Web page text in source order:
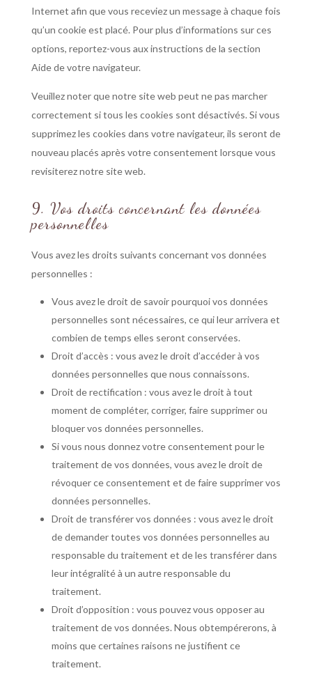
Internet afin que vous receviez un message à chaque fois
qu’un cookie est placé. Pour plus d’informations sur ces
options, reportez-vous aux instructions de la section
Aide de votre navigateur.
Veuillez noter que notre site web peut ne pas marcher
correctement si tous les cookies sont désactivés. Si vous
supprimez les cookies dans votre navigateur, ils seront de
nouveau placés après votre consentement lorsque vous
revisiterez notre site web.
9. Vos droits concernant les données
personnelles
Vous avez les droits suivants concernant vos données
personnelles :
Vous avez le droit de savoir pourquoi vos données
personnelles sont nécessaires, ce qui leur arrivera et
combien de temps elles seront conservées.
Droit d’accès : vous avez le droit d’accéder à vos
données personnelles que nous connaissons.
Droit de rectification : vous avez le droit à tout
moment de compléter, corriger, faire supprimer ou
bloquer vos données personnelles.
Si vous nous donnez votre consentement pour le
traitement de vos données, vous avez le droit de
révoquer ce consentement et de faire supprimer vos
données personnelles.
Droit de transférer vos données : vous avez le droit
de demander toutes vos données personnelles au
responsable du traitement et de les transférer dans
leur intégralité à un autre responsable du
traitement.
Droit d’opposition : vous pouvez vous opposer au
traitement de vos données. Nous obtempérerons, à
moins que certaines raisons ne justifient ce
traitement.